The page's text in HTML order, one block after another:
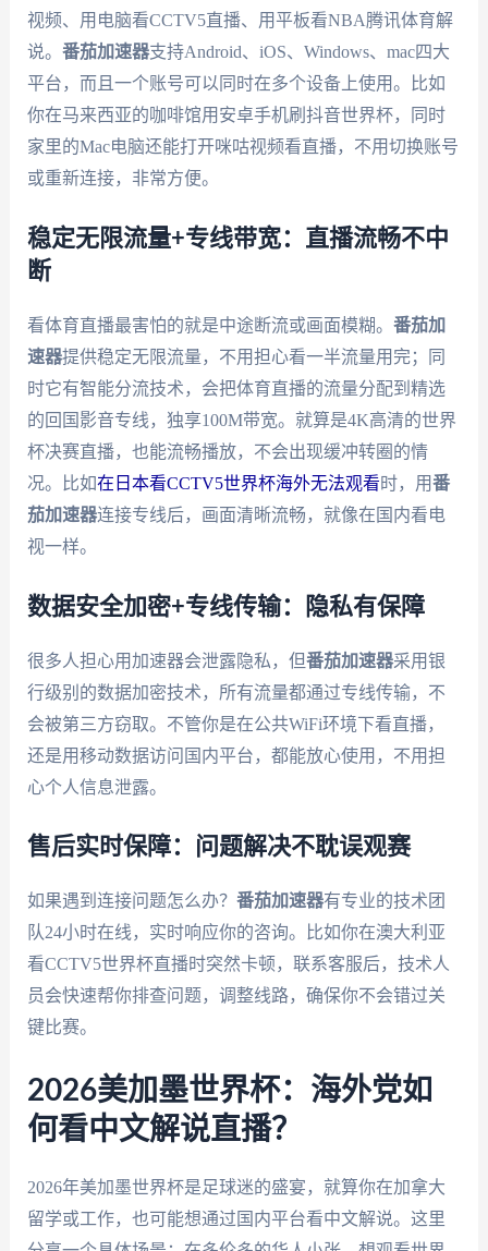
视频、用电脑看CCTV5直播、用平板看NBA腾讯体育解
说。 番茄加速器支持Android、iOS、Windows、mac四大
平台，而且一个账号可以同时在多个设备上使用。比如
你在马来西亚的咖啡馆用安卓手机刷抖音世界杯，同时
家里的Mac电脑还能打开咪咕视频看直播，不用切换账号
或重新连接，非常方便。
稳定无限流量+专线带宽：直播流畅不中
断
看体育直播最害怕的就是中途断流或画面模糊。 番茄加
速器提供稳定无限流量，不用担心看一半流量用完；同
时它有智能分流技术，会把体育直播的流量分配到精选
的回国影音专线，独享100M带宽。就算是4K高清的世界
杯决赛直播，也能流畅播放，不会出现缓冲转圈的情
况。比如在日本看CCTV5世界杯海外无法观看时，用番
茄加速器连接专线后，画面清晰流畅，就像在国内看电
视一样。
数据安全加密+专线传输：隐私有保障
很多人担心用加速器会泄露隐私，但番茄加速器采用银
行级别的数据加密技术，所有流量都通过专线传输，不
会被第三方窃取。不管你是在公共WiFi环境下看直播，
还是用移动数据访问国内平台，都能放心使用，不用担
心个人信息泄露。
售后实时保障：问题解决不耽误观赛
如果遇到连接问题怎么办？ 番茄加速器有专业的技术团
队24小时在线，实时响应你的咨询。比如你在澳大利亚
看CCTV5世界杯直播时突然卡顿，联系客服后，技术人
员会快速帮你排查问题，调整线路，确保你不会错过关
键比赛。
2026美加墨世界杯：海外党如
何看中文解说直播？
2026年美加墨世界杯是足球迷的盛宴，就算你在加拿大
留学或工作，也可能想通过国内平台看中文解说。这里